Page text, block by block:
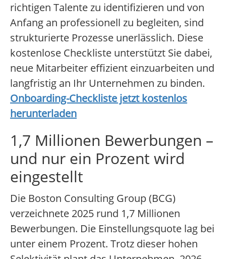
richtigen Talente zu identifizieren und von
Anfang an professionell zu begleiten, sind
strukturierte Prozesse unerlässlich. Diese
kostenlose Checkliste unterstützt Sie dabei,
neue Mitarbeiter effizient einzuarbeiten und
langfristig an Ihr Unternehmen zu binden.
Onboarding-Checkliste jetzt kostenlos
herunterladen
1,7 Millionen Bewerbungen –
und nur ein Prozent wird
eingestellt
Die Boston Consulting Group (BCG)
verzeichnete 2025 rund 1,7 Millionen
Bewerbungen. Die Einstellungsquote lag bei
unter einem Prozent. Trotz dieser hohen